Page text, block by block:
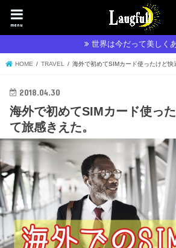
menu
世界は今だって美しく
HOME TRAVEL 海外で初めてSIMカード使ったけど快
2018.04.30
海外で初めてSIMカード使っ
て旅感きえた。